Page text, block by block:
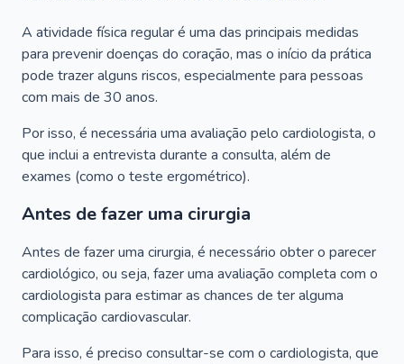
A atividade física regular é uma das principais medidas
para prevenir doenças do coração, mas o início da prática
pode trazer alguns riscos, especialmente para pessoas
com mais de 30 anos.
Por isso, é necessária uma avaliação pelo cardiologista, o
que inclui a entrevista durante a consulta, além de
exames (como o teste ergométrico).
Antes de fazer uma cirurgia
Antes de fazer uma cirurgia, é necessário obter o parecer
cardiológico, ou seja, fazer uma avaliação completa com o
cardiologista para estimar as chances de ter alguma
complicação cardiovascular.
Para isso, é preciso consultar-se com o cardiologista, que